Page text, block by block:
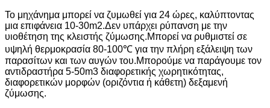
Το μηχάνημα μπορεί να ζυμωθεί για 24 ώρες, καλύπτοντας
μια επιφάνεια 10-30m2.Δεν υπάρχει ρύπανση με την
υιοθέτηση της κλειστής ζύμωσης.Μπορεί να ρυθμιστεί σε
υψηλή θερμοκρασία 80-100℃ για την πλήρη εξάλειψη των
παρασίτων και των αυγών του.Μπορούμε να παράγουμε τον
αντιδραστήρα 5-50m3 διαφορετικής χωρητικότητας,
διαφορετικών μορφών (οριζόντια ή κάθετη) δεξαμενή
ζύμωσης.